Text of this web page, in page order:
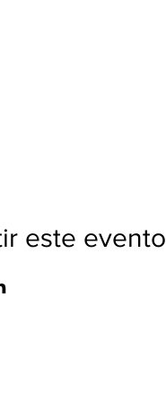
este evento